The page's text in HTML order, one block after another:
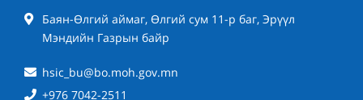
Баян-Өлгий аймаг, Өлгий сум 11-р баг, Эрүүл
Мэндийн Газрын байр
hsic_bu@bo.moh.gov.mn
+976 7042-2511